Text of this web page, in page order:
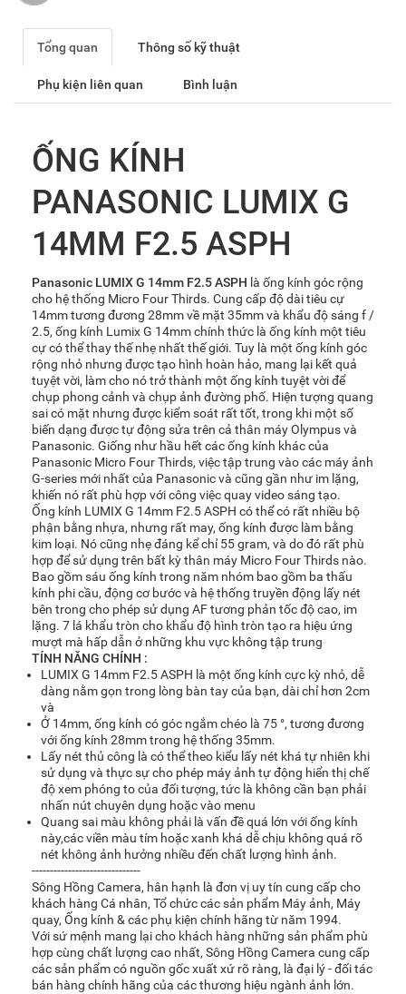
Tổng quan Thông số kỹ thuật
Phụ kiện liên quan Bình luận
ỐNG KÍNH
PANASONIC LUMIX G
14MM F2.5 ASPH
Panasonic LUMIX G 14mm F2.5 ASPH là ống kính góc rộng
cho hệ thống Micro Four Thirds. Cung cấp độ dài tiêu cự
14mm tương đương 28mm về mặt 35mm và khẩu độ sáng f /
2.5, ống kính Lumix G 14mm chính thức là ống kính một tiêu
cự có thể thay thế nhẹ nhất thế giới. Tuy là một ống kính góc
rộng nhỏ nhưng được tạo hình hoàn hảo, mang lại kết quả
tuyệt vời, làm cho nó trở thành một ống kính tuyệt vời để
chụp phong cảnh và chụp ảnh đường phố. Hiện tượng quang
sai có mặt nhưng được kiểm soát rất tốt, trong khi một số
biến dạng được tự động sửa trên cả thân máy Olympus và
Panasonic. Giống như hầu hết các ống kính khác của
Panasonic Micro Four Thirds, việc tập trung vào các máy ảnh
G-series mới nhất của Panasonic và cũng gần như im lặng,
khiến nó rất phù hợp với công việc quay video sáng tạo.
Ống kính LUMIX G 14mm F2.5 ASPH có thể có rất nhiều bộ
phận bằng nhựa, nhưng rất may, ống kính được làm bằng
kim loại. Nó cũng nhẹ đáng kể chỉ 55 gram, và do đó rất phù
hợp để sử dụng trên bất kỳ thân máy Micro Four Thirds nào.
Bao gồm sáu ống kính trong năm nhóm bao gồm ba thấu
kính phi cầu, động cơ bước và hệ thống truyền động lấy nét
bên trong cho phép sử dụng AF tương phản tốc độ cao, im
lặng. 7 lá khẩu tròn cho khẩu độ hình tròn tạo ra hiệu ứng
mượt mà hấp dẫn ở những khu vực không tập trung
TÍNH NĂNG CHÍNH :
LUMIX G 14mm F2.5 ASPH là một ống kính cực kỳ nhỏ, dễ
dàng nằm gọn trong lòng bàn tay của bạn, dài chỉ hơn 2cm
và
Ở 14mm, ống kính có góc ngắm chéo là 75 °, tương đương
với ống kính 28mm trong hệ thống 35mm.
Lấy nét thủ công là có thể theo kiểu lấy nét khá tự nhiên khi
sử dụng và thực sự cho phép máy ảnh tự động hiển thị chế
độ xem phóng to của đối tượng, tức là không cần bạn phải
nhấn nút chuyên dụng hoặc vào menu
Quang sai màu không phải là vấn đề quá lớn với ống kính
này,các viền màu tím hoặc xanh khá dễ chịu không quá rõ
nét không ảnh hưởng nhiều đến chất lượng hình ảnh.
------------------------------
Sông Hồng Camera, hân hạnh là đơn vị uy tín cung cấp cho
khách hàng Cá nhân, Tổ chức các sản phẩm Máy ảnh, Máy
quay, Ống kính & các phụ kiện chính hãng từ năm 1994.
Với sứ mệnh mang lại cho khách hàng những sản phẩm phù
hợp cùng chất lượng cao nhất, Sông Hồng Camera cung cấp
các sản phẩm có nguồn gốc xuất xứ rõ ràng, là đại lý - đối tác
bán hàng chính hãng của các thương hiệu ngành ảnh lớn.